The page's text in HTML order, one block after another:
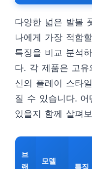
다양한 넓은 발볼
나에게 가장 적합
특징을 비교 분석
다. 각 제품은 고
신의 플레이 스타
질 수 있습니다. 어
있을지 함께 살펴
브
랜
모델
특징